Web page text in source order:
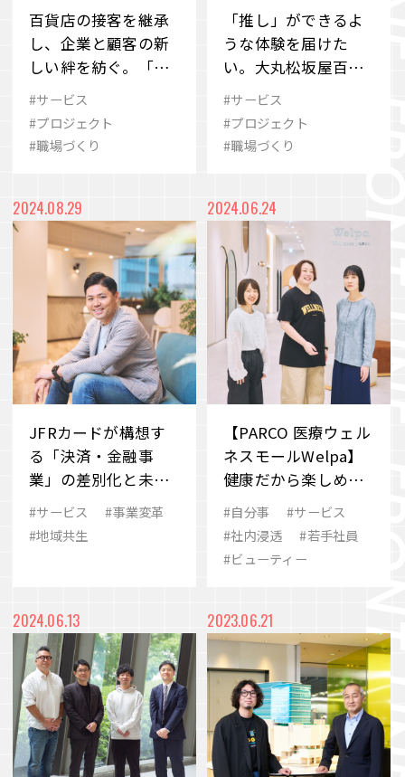
#ファッション #サブスクリプション
#自分事 #新規事業
VIEW MORE
会社案内
IR情報
サステナビリティ
ニュース＆トピックス
採用情報
お問い合わせ
#サステナビリティ #若手社員
#クラウドファンディング #消費科学研究所
#歴史 #ありたい姿
#2030 #SCARZ
#ビューティー #地域共生 #品質
百貨店の接客を継承
し、企業と顧客の新
しい絆を紡ぐ。「明
日見世」現場スタッ
フと出品企業の想い
#サービス
#プロジェクト
#職場づくり
「推し」ができるよ
うな体験を届けた
い。大丸松坂屋百貨
店宗森社長×和田プ
ロジェクトマネージ
ャーに聞く「明日見
#サービス
#プロジェクト
#職場づくり
2024.08.29
JFRカードが構想す
る「決済・金融事
業」の差別化と未来
図
#サービス
#事業変革
#地域共生
2024.06.24
【PARCO 医療ウェル
ネスモールWelpa】
健康だから楽しめる
パルコ が女性たちへ
伝えたい“未病対
策”のこと
#自分事
#サービス
#社内浸透
#若手社員
#ビューティー
2024.06.13 2023.06.21